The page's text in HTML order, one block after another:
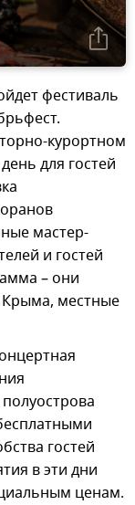
фестиваль
курортном
для гостей
мастер-
и гостей
– они
Крыма, местные
гостей
в эти дни
ценам.